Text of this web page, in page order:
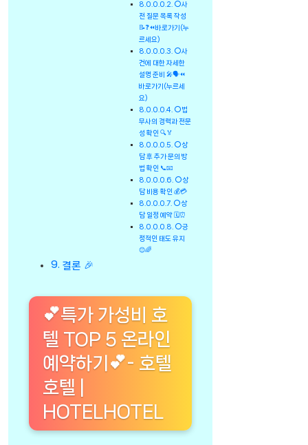
⭕사
전 질문 목록 작성
📝❓⏪바로가기(누
르세요)
⭕사
건에 대한 자세한
설명 준비 🎤🗣️⏪
바로가기(누르세
요)
⭕법
무사의 경력과 전문
성 확인 🔍🏅
⭕상
담 후 추가 문의 방
법 확인 📞📧
⭕상
담 비용 확인 💰💳
⭕상
담 일정 예약 🗓️⏰
⭕긍
정적인 태도 유지
😊🌈
결론 🎉
💕특가 가성비 호
텔 TOP 5 온라인
예약하기💕- 호텔
호텔 |
HOTELHOTEL